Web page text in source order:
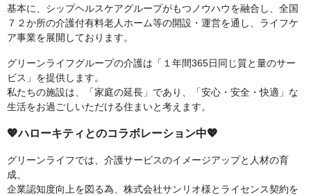
基本に、シップヘルスケアグループがもつノウハウを融合し、全国
７２か所の介護付有料老人ホーム等の開設・運営を通し、ライフケ
ア事業を展開しております。
グリーンライフグループの介護は「１年間365日同じ質と量のサー
ビス」を提供します。
私たちの施設は、「家庭の延長」であり、「安心・安全・快適」な
生活をお過ごしいただける住まいと考えます。
💖ハローキティとのコラボレーション中💖
グリーンライフでは、介護サービスのイメージアップと人材の育
成、
企業認知度向上を図る為、株式会社サンリオ様とライセンス契約を